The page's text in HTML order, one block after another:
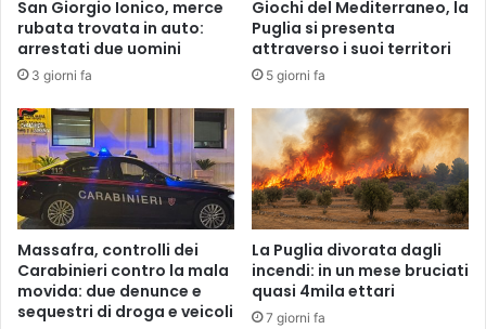
San Giorgio Ionico, merce
rubata trovata in auto:
arrestati due uomini
3 giorni fa
Giochi del Mediterraneo, la
Puglia si presenta
attraverso i suoi territori
5 giorni fa
Massafra, controlli dei
Carabinieri contro la mala
movida: due denunce e
sequestri di droga e veicoli
La Puglia divorata dagli
incendi: in un mese bruciati
quasi 4mila ettari
7 giorni fa